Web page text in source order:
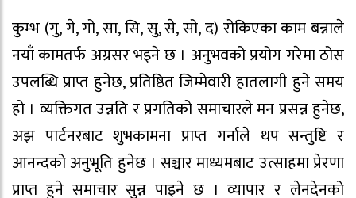
कुम्भ (गु, गे, गो, सा, सि, सु, से, सो, द) रोकिएका काम बन्नाले
नयाँ कामतर्फ अग्रसर भइने छ । अनुभवको प्रयोग गरेमा ठोस
उपलब्धि प्राप्त हुनेछ, प्रतिष्ठित जिम्मेवारी हातलागी हुने समय
हो । व्यक्तिगत उन्नति र प्रगतिको समाचारले मन प्रसन्न हुनेछ,
अझ पार्टनरबाट शुभकामना प्राप्त गर्नाले थप सन्तुष्टि र
आनन्दको अनुभूति हुनेछ । सञ्चार माध्यमबाट उत्साहमा प्रेरणा
प्राप्त हुने समाचार सुन्न पाइने छ । व्यापार र लेनदेनको